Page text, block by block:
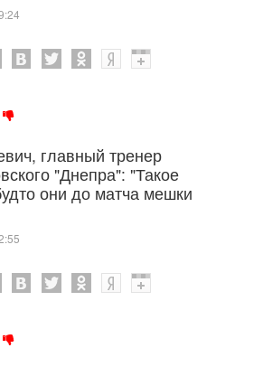
главный тренер
"Днепра": "Такое
они до матча мешки